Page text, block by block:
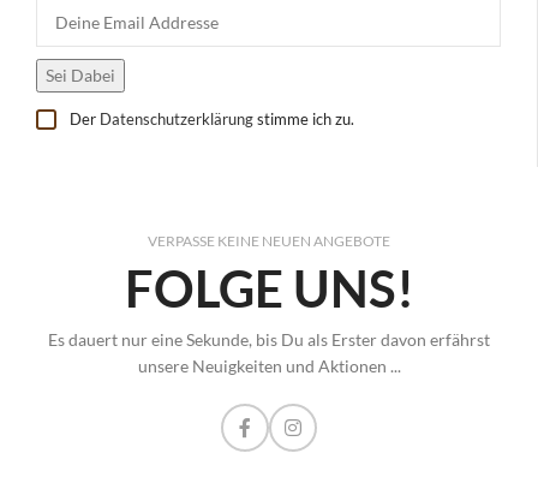
Der Datenschutzerklärungstimme ich zu.
VERPASSE KEINE NEUEN ANGEBOTE
FOLGE UNS!
Es dauert nur eine Sekunde, bis Du als Erster davon erfährst
unsere Neuigkeiten und Aktionen ...